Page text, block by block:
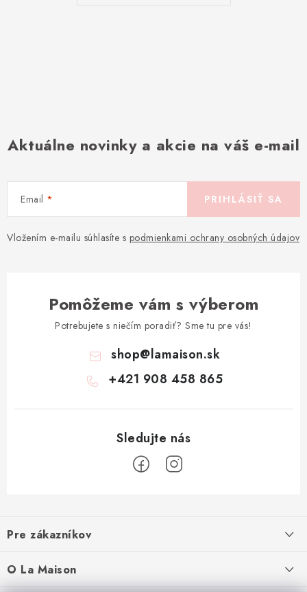
Aktuálne novinky a akcie na váš e-mail
Email
Vložením e-mailu súhlasíte s podmienkami ochrany osobných údajov
PRIHLÁSIŤ SA
Pomôžeme vám s výberom
Potrebujete s niečím poradiť? Sme tu pre vás!
shop@lamaison.sk
+421 908 458 865
p
ä
Pre zákazníkov
Doprava a platba
O La Maison